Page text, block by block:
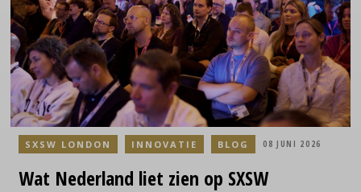
mensen ermee omgaan. AI vormde vaak het vertrekpunt,
maar zelden de eindbestemming.
Wat Nederland liet zien op SXSW
SXSW LONDON INNOVATIE BLOG 08 JUNI 2026